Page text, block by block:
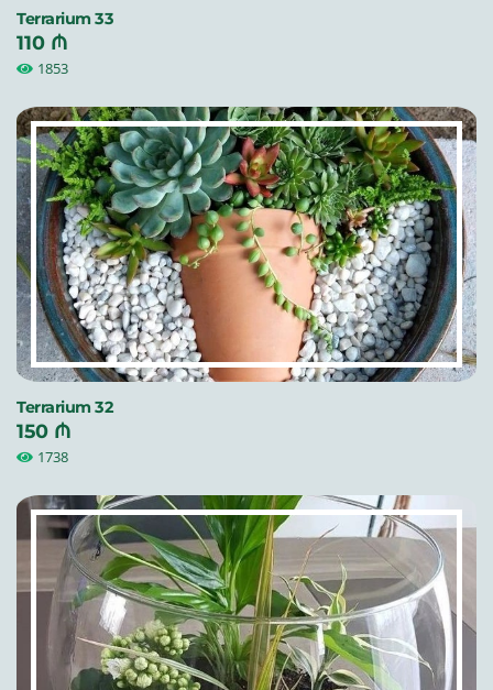
Terrarium 33
110 ₼
1853
Terrarium 32
150 ₼
1738